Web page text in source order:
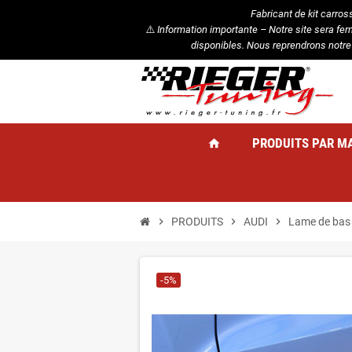
Fabricant de kit
⚠️ Information importante – Notre site sera
disponibles. Nous reprendrons
home PRODUITS PAR
chevron_right PRODUITS chevron_right AUDI chevron_right Lame de
-5%